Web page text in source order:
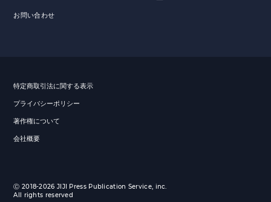
お問い合わせ
特定商取引法に関する表示
プライバシーポリシー
著作権について
会社概要
Ⓒ 2018-2026 JIJI Press Publication Service, inc.
All rights reserved